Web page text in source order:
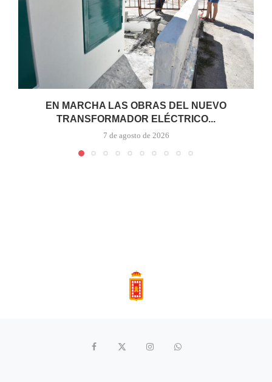
EN MARCHA LAS OBRAS DEL NUEVO
TRANSFORMADOR ELÉCTRICO...
7 de agosto de 2026